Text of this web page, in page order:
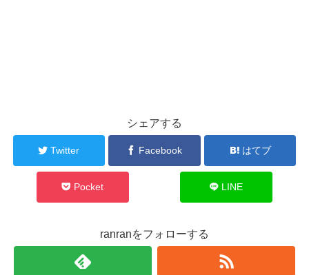
シェアする
Twitter Facebook はてブ
Pocket LINE
ranranをフォローする